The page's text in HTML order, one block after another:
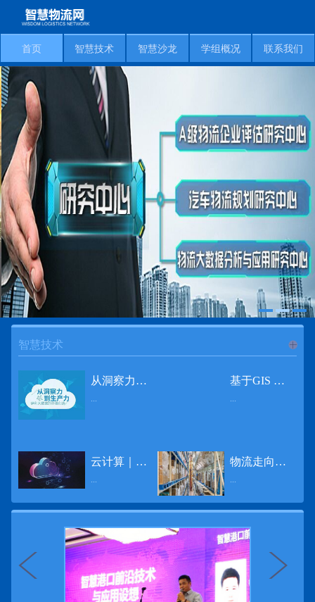
首页 智慧技术 智慧沙龙 学组概况 联系我们
智慧技术
从洞察力到生产力 伊利大数据的价值创造
...
基于GIS 的小城市交通网络分析研究
...
云计算｜边缘计算将为物联网行业带来巨大增长
...
物流走向未来的“魔法师”
...